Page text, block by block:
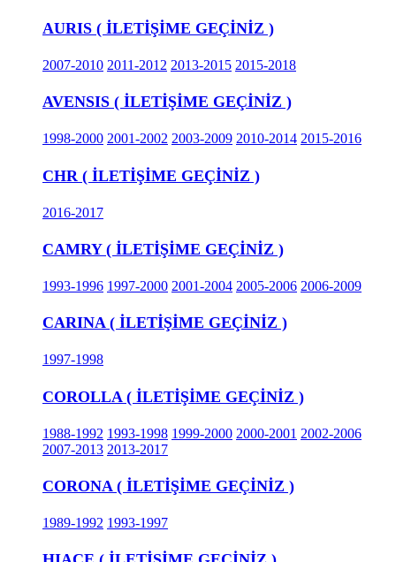
AURIS ( İLETİŞİME GEÇİNİZ )
2007-2010 2011-2012 2013-2015 2015-2018
AVENSIS ( İLETİŞİME GEÇİNİZ )
1998-2000 2001-2002 2003-2009 2010-2014 2015-2016
CHR ( İLETİŞİME GEÇİNİZ )
2016-2017
CAMRY ( İLETİŞİME GEÇİNİZ )
1993-1996 1997-2000 2001-2004 2005-2006 2006-2009
CARINA ( İLETİŞİME GEÇİNİZ )
1997-1998
COROLLA ( İLETİŞİME GEÇİNİZ )
1988-1992 1993-1998 1999-2000 2000-2001 2002-2006
2007-2013 2013-2017
CORONA ( İLETİŞİME GEÇİNİZ )
1989-1992 1993-1997